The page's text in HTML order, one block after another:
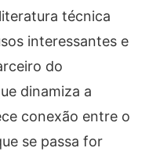
técnica
interessantes e
do
dinamiza a
conexão entre o
se passa for